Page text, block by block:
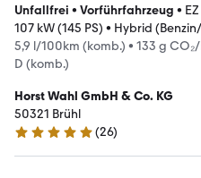
Unfallfrei • Vorführfahrzeug •
107 kW (145 PS) • Hybrid
5,9 l/100km (komb.) • 133 g
D (komb.)
Horst Wahl GmbH & Co. KG
50321 Brühl
5 Sterne
(26)